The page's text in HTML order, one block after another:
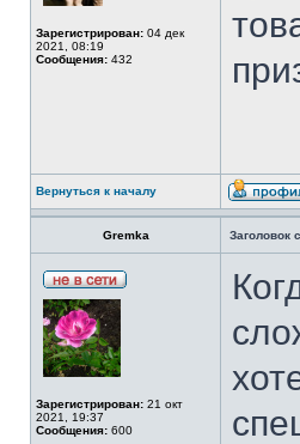
Зарегистрирован: 04 дек
2021, 08:19
Сообщения: 432
Вернуться к началу
Gremka Заголовок
Зарегистрирован: 21 окт
2021, 19:37
Сообщения: 600